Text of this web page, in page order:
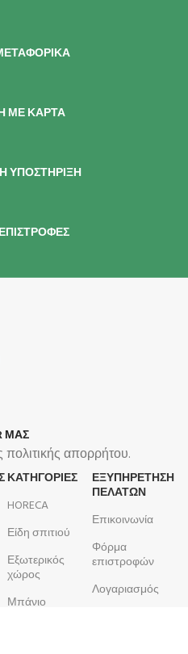
ΜΕ ΚΑΡΤΑ
ΥΠΟΣΤΗΡΙΞΗ
ΜΑΣ
απορρήτου.
ΚΑΤΗΓΟΡΙΕΣ
HORECA
Είδη σπιτιού
Εξωτερικός
χώρος
Μπάνιο
ΕΞΥΠΗΡΕΤΗΣΗ
ΠΕΛΑΤΩΝ
Επικοινωνία
Φόρμα
επιστροφών
Λογαριασμός